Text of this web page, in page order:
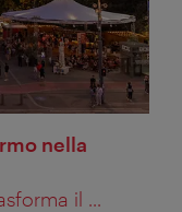
nella
il ...